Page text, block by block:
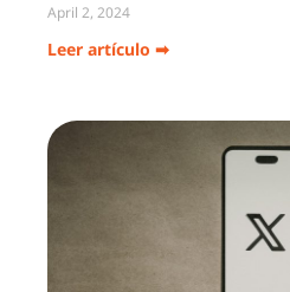
April 2, 2024
Leer artículo ➡